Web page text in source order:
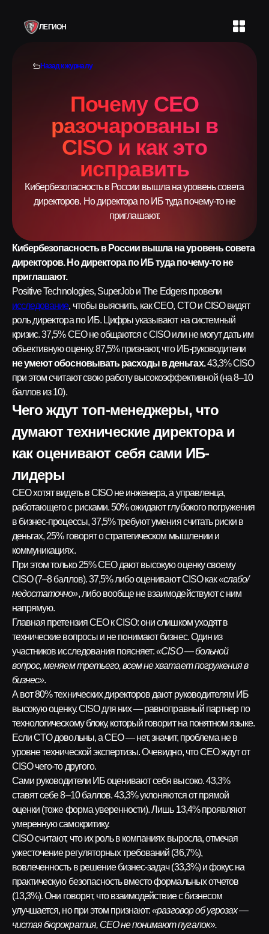
ЛЕГИОН
Назад к журналу
Почему CEO
разочарованы в
CISO и как это
исправить
Кибербезопасность в России вышла на уровень совета
директоров. Но директора по ИБ туда почему-то не
приглашают.
Кибербезопасность в России вышла на уровень совета
директоров. Но директора по ИБ туда почему-то не
приглашают.
Positive Technologies, SuperJob и The Edgers провели
исследование, чтобы выяснить, как CEO, CTO и CISO видят
роль директора по ИБ. Цифры указывают на системный
кризис. 37,5% CEO не общаются с CISO или не могут дать им
объективную оценку. 87,5% признают, что ИБ-руководители
не умеют обосновывать расходы в деньгах.43,3% CISO
при этом считают свою работу высокоэффективной (на 8–10
баллов из 10).
Чего ждут топ-менеджеры, что
думают технические директора и
как оценивают себя сами ИБ-
лидеры
CEO хотят видеть в CISO не инженера, а управленца,
работающего с рисками. 50% ожидают глубокого погружения
в бизнес-процессы, 37,5% требуют умения считать риски в
деньгах, 25% говорят о стратегическом мышлении и
коммуникациях.
При этом только 25% CEO дают высокую оценку своему
CISO (7–8 баллов). 37,5% либо оценивают CISO как«слабо/
недостаточно», либо вообще не взаимодействуют с ним
напрямую.
Главная претензия CEO к CISO: они слишком уходят в
технические вопросы и не понимают бизнес. Один из
участников исследования поясняет:«CISO — больной
вопрос, меняем третьего, всем не хватает погружения в
бизнес».
А вот 80% технических директоров дают руководителям ИБ
высокую оценку. CISO для них — равноправный партнер по
технологическому блоку, который говорит на понятном языке.
Если CTO довольны, а CEO — нет, значит, проблема не в
уровне технической экспертизы. Очевидно, что CEO ждут от
CISO чего-то другого.
Сами руководители ИБ оценивают себя высоко. 43,3%
ставят себе 8–10 баллов. 43,3% уклоняются от прямой
оценки (тоже форма уверенности). Лишь 13,4% проявляют
умеренную самокритику.
CISO считают, что их роль в компаниях выросла, отмечая
ужесточение регуляторных требований (36,7%),
вовлеченность в решение бизнес-задач (33,3%) и фокус на
практическую безопасность вместо формальных отчетов
(13,3%). Они говорят, что взаимодействие с бизнесом
улучшается, но при этом признают:«разговор об угрозах —
чистая бюрократия, CEO не понимают пугалок».